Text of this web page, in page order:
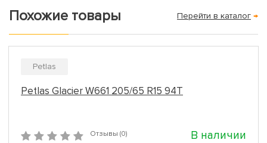
Похожие товары Перейти в каталог →
Petlas
Petlas Glacier W661 205/65 R15 94T
Отзывы (0) В наличии